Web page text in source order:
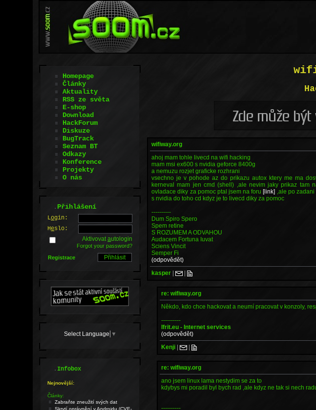
wifiway.org
ahoj mam tohle livecd na wifi hacking
mam msi ex600 s nvidia geforce 8400g
a nemuzu rozjet graficke rozhrani
vsechno je v pohode az do prikazu autox ktery me ma
kerneval mam jen cmd (shell) ,ale nevim jaky prikaz tam
ovladace diky za pomoc ptal jsem na foru[link] ,ale po
s nvidia do toho cd kdyz je to livecd diky za pomoc
----------
Dum Spiro Spero
Spem retine
S ROZUMEM A ODVAHOU
Audacem Fortuna Iuvat
Sciens Vincit
Semper Fi
(odpovědět)
kasper | |
re: wifiway.org
Někdo, kdo chce hackovat a neumí pracovat v konzoly,
----------
Ifrit.eu - Internet services
(odpovědět)
Kenji | |
re: wifiway.org
ano jsem linux lama nestydim se za to
kdybys mi poradil byl bych rad ,ale kdyz ne tak si nech
----------
Homepage
Články
Aktuality
RSS ze světa
E-shop
Download
HackForum
Diskuze
BugTrack
Seznam BT
Odkazy
Konference
Projekty
O nás
.Přihlášení
Login:
Heslo:
Aktivovatautologin
Forgot your password?
Registrace
Select Language ▼
.Infobox
Nejnovější:
Články:
Zabraňte zneužití svých dat
Skrytí oprávnění v Androidu (CVE-